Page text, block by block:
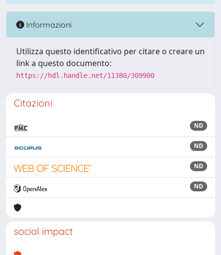
Informazioni
Utilizza questo identificativo per citare o creare un
link a questo documento:
https://hdl.handle.net/11380/309900
Citazioni
ND
ND
ND
ND
social impact